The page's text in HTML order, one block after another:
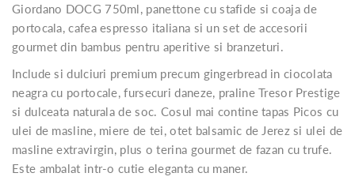
Giordano DOCG 750ml, panettone cu stafide si coaja de
portocala, cafea espresso italiana si un set de accesorii
gourmet din bambus pentru aperitive si branzeturi.
Include si dulciuri premium precum gingerbread in ciocolata
neagra cu portocale, fursecuri daneze, praline Tresor Prestige
si dulceata naturala de soc. Cosul mai contine tapas Picos cu
ulei de masline, miere de tei, otet balsamic de Jerez si ulei de
masline extravirgin, plus o terina gourmet de fazan cu trufe.
Este ambalat intr-o cutie eleganta cu maner.